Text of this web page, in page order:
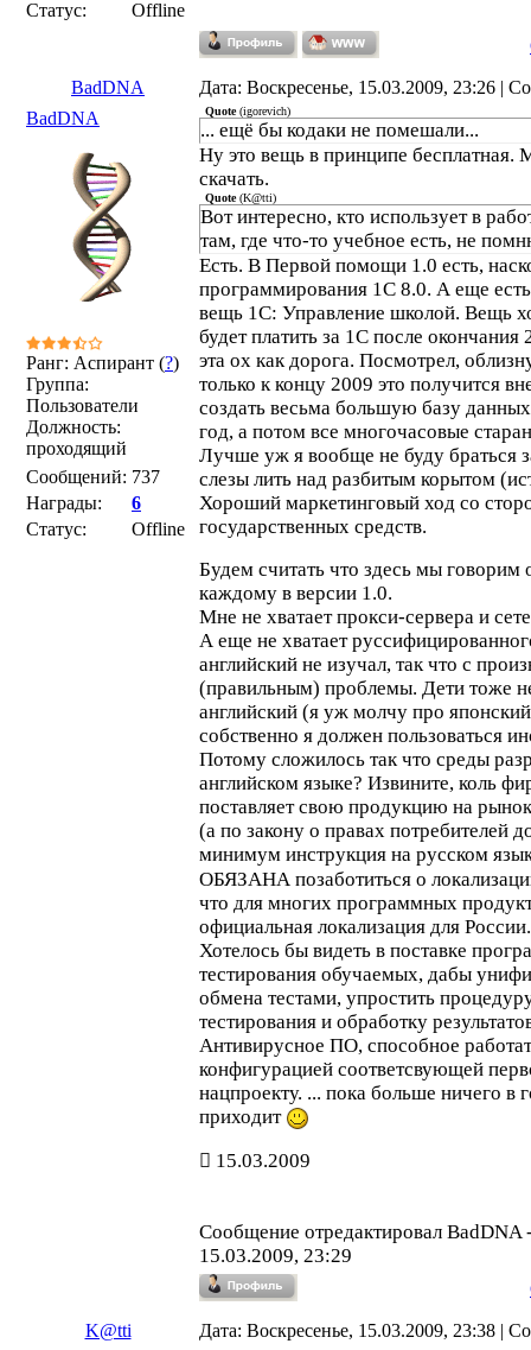
Статус:
Offline
BadDNA
Дата: Воскресенье, 15.03.2009, 23:26 |
BadDNA
Ранг: Аспирант (?)
Группа:
Пользователи
Должность:
проходящий
Сообщений: 737
Награды:
6
Статус:
Offline
Quote(igorevich)
... ещё бы кодаки не помешали...
Ну это вещь в принципе бесплатная.
скачать.
Quote(K@tti)
Вот интересно, кто использует в
там, где что-то учебное есть, не
Есть. В Первой помощи 1.0 есть,
программирования 1С 8.0. А еще
вещь 1С: Управление школой. Вещь
будет платить за 1С после
эта ох как дорога. Посмотрел,
только к концу 2009 это получится
создать весьма большую базу
год, а потом все многочасовые
Лучше уж я вообще не буду браться
слезы лить над разбитым корытом
Хороший маркетинговый ход со
государственных средств.
Будем считать что здесь мы говорим
каждому в версии 1.0.
Мне не хватает прокси-сервера и
А еще не хватает
английский не изучал, так что с
(правильным) проблемы. Дети тоже
английский (я уж молчу про
собственно я должен пользоваться
Потому сложилось так что среды
английском языке? Извините, коль
поставляет свою продукцию на
(а по закону о правах потребителей
минимум инструкция на русском
ОБЯЗАНА позаботиться о
что для многих программных
официальная локализация для России.
Хотелось бы видеть в поставке
тестирования обучаемых, дабы
обмена тестами, упростить
тестирования и обработку
Антивирусное ПО, способное
конфигурацией соответсвующей
нацпроекту. ... пока больше ничего в
приходит
15.03.2009
Сообщение отредактировал BadDNA
15.03.2009, 23:29
K@tti Дата: Воскресенье, 15.03.2009, 23:38 |